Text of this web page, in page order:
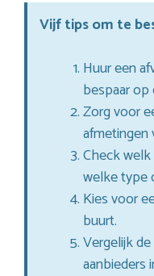
Vijf tips om te
Huur een
bespaar
Zorg voor
afmetingen
Check
welke type
Kies voor
buurt.
Vergelijk
aanbieders